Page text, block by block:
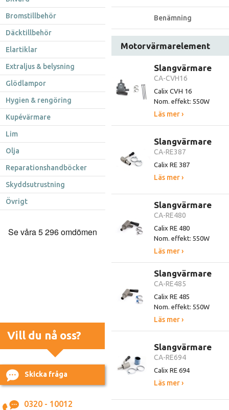
Bromstillbehör
Däcktillbehör
Elartiklar
Extraljus & belysning
Glödlampor
Hygien & rengöring
Kupévärmare
Lim
Olja
Reparationshandböcker
Skyddsutrustning
Övrigt
Vill du nå oss?
Skicka fråga
0320 - 10012
Benämning
Motorvärmarelement
Slangvärmare
CA-CVH16
Calix CVH 16
Nom. effekt: 550W
Läs mer ›
Slangvärmare
CA-RE387
Calix RE 387
Läs mer ›
Slangvärmare
CA-RE480
Calix RE 480
Nom. effekt: 550W
Läs mer ›
Slangvärmare
CA-RE485
Calix RE 485
Nom. effekt: 550W
Läs mer ›
Slangvärmare
CA-RE694
Calix RE 694
Läs mer ›